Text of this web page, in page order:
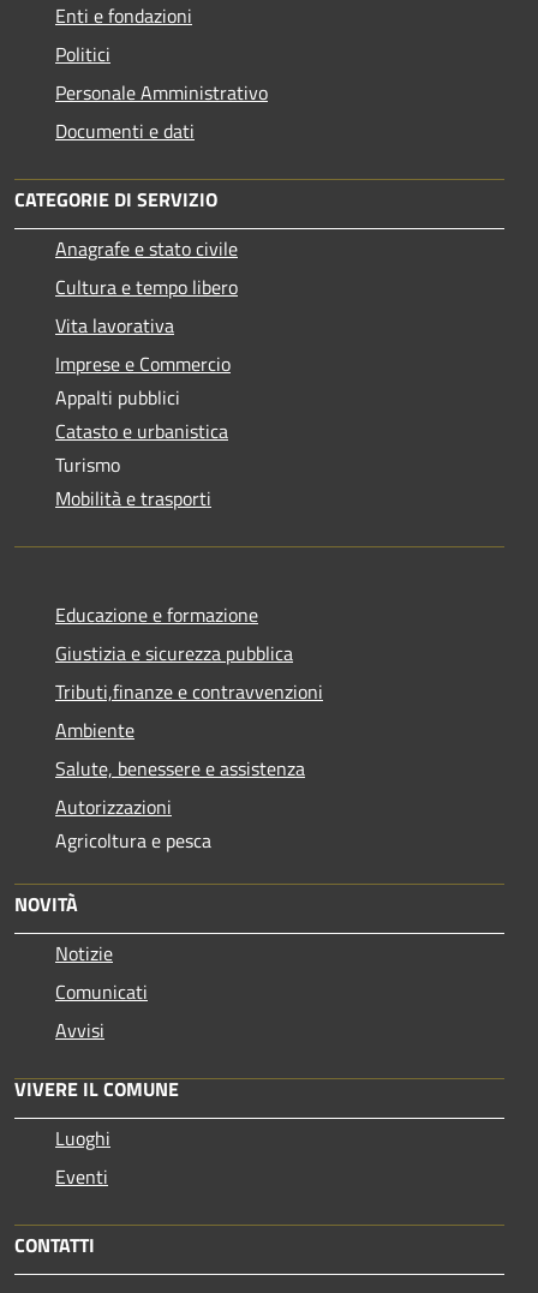
Enti e fondazioni
Politici
Personale Amministrativo
Documenti e dati
CATEGORIE DI SERVIZIO
Anagrafe e stato civile
Cultura e tempo libero
Vita lavorativa
Imprese e Commercio
Appalti pubblici
Catasto e urbanistica
Turismo
Mobilità e trasporti
Educazione e formazione
Giustizia e sicurezza pubblica
Tributi,finanze e contravvenzioni
Ambiente
Salute, benessere e assistenza
Autorizzazioni
Agricoltura e pesca
NOVITÀ
Notizie
Comunicati
Avvisi
VIVERE IL COMUNE
Luoghi
Eventi
CONTATTI